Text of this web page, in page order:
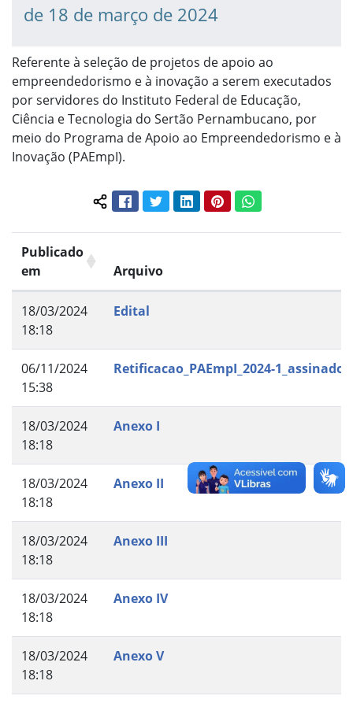
de 18 de março de 2024
Referente à seleção de projetos de apoio ao
empreendedorismo e à inovação a serem executados
por servidores do Instituto Federal de Educação,
Ciência e Tecnologia do Sertão Pernambucano, por
meio do Programa de Apoio ao Empreendedorismo e à
Inovação (PAEmpI).
Compartilhar conteúdo:
FacebookTwitterLinkedInPinterestWhatsApp
Publicado
em
Arquivo
18/03/2024
18:18
Edital
06/11/2024
15:38
Retificacao_PAEmpI_2024-1_assinado
18/03/2024
18:18
Anexo I
18/03/2024
18:18
Anexo II
18/03/2024
18:18
Anexo III
18/03/2024
18:18
Anexo IV
18/03/2024
18:18
Anexo V